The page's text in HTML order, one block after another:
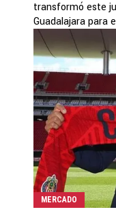
transformó este
Guadalajara para
MERCADO